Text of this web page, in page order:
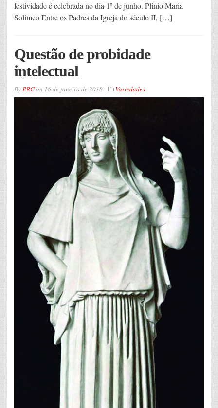
festividade é celebrada no dia 1º de junho. Plinio Maria
Solimeo Entre os Padres da Igreja do século II, […]
Questão de probidade
intelectual
ByPRCon 16 de janeiro de 2018 Variedades